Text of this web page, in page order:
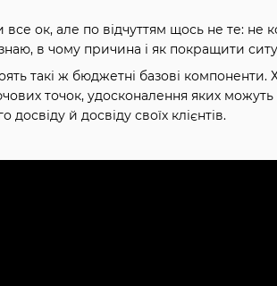
ок, але по відчуттям щось не те: не
в чому причина і як покращити
такі ж бюджетні базові
точок, удосконалення яких можуть
й досвіду своїх клієнтів.